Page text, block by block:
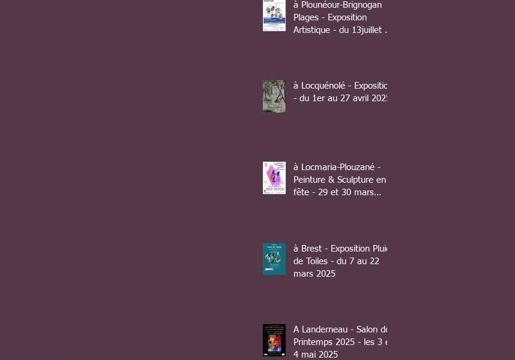
à Plounéour-Brignogan
Plages - Exposition
Artistique - du 13juillet au
à Locquénolé - Exposition
- du 1er au 27 avril 2025
à Locmaria-Plouzané -
Peinture & Sculpture en
fête - 29 et 30 mars
à Brest - Exposition Pluie
de Toiles - du 7 au 22
mars 2025
A Landerneau - Salon de
Printemps 2025 - les 3 et
4 mai 2025